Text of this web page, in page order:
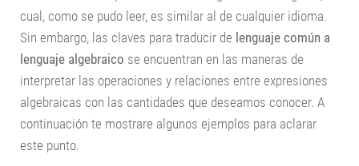
cual, como se pudo leer, es similar al de cualquier idioma.
Sin embargo, las claves para traducir de lenguaje común a
lenguaje algebraico se encuentran en las maneras de
interpretar las operaciones y relaciones entre expresiones
algebraicas con las cantidades que deseamos conocer. A
continuación te mostrare algunos ejemplos para aclarar
este punto.